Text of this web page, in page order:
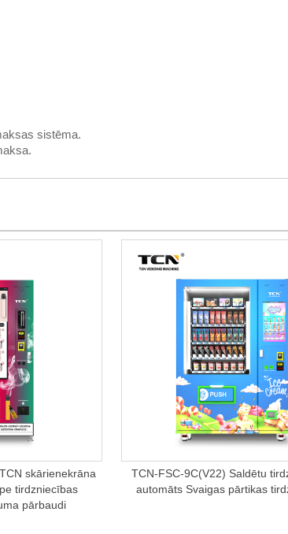
sistēma.
skārienekrāna
tirdzniecības
pārbaudi
TCN-FSC-9C(V22) Saldētu
automāts Svaigas pārtikas